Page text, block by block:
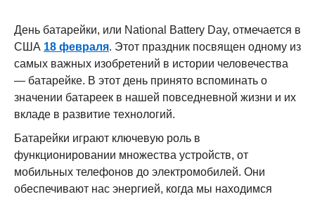
День батарейки, или National Battery Day, отмечается в
США 18 февраля. Этот праздник посвящен одному из
самых важных изобретений в истории человечества
— батарейке. В этот день принято вспоминать о
значении батареек в нашей повседневной жизни и их
вкладе в развитие технологий.
Батарейки играют ключевую роль в
функционировании множества устройств, от
мобильных телефонов до электромобилей. Они
обеспечивают нас энергией, когда мы находимся